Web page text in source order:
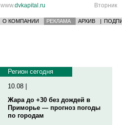
www.dvkapital.ru Вторник
О КОМПАНИИ РЕКЛАМА АРХИВ |
Регион сегодня
10.08 |
Жара до +30 без дождей в
Приморье — прогноз погоды
по городам